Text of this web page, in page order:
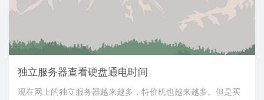
独立服务器查看硬盘通电时间
现在网上的独立服务器越来越多，特价机也越来越多。但是买